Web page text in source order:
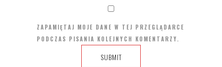
ZAPAMIĘTAJ MOJE DANE W TEJ PRZEGLĄDARCE
PODCZAS PISANIA KOLEJNYCH KOMENTARZY.